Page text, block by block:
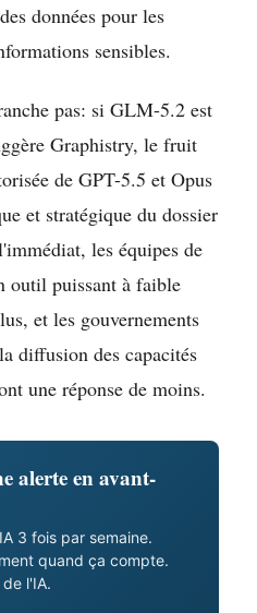
données pour les
sensibles.
pas: si GLM-5.2 est
Graphistry, le fruit
de GPT-5.5 et Opus
et stratégique du dossier
les équipes de
outil puissant à faible
et les gouvernements
diffusion des capacités
une réponse de moins.
alerte en avant-
3 fois par semaine.
quand ça compte.
l'IA.